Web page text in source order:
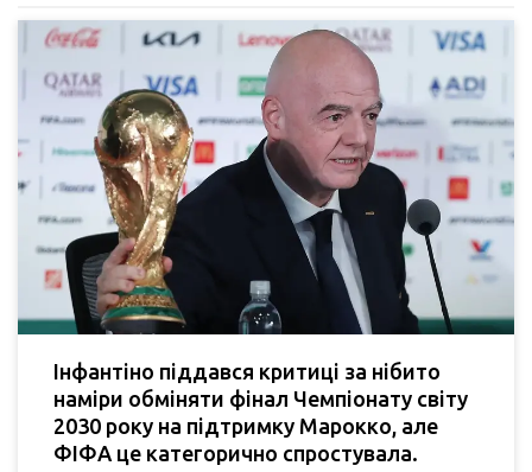
Інфантіно піддався критиці за нібито
наміри обміняти фінал Чемпіонату світу
2030 року на підтримку Марокко, але
ФІФА це категорично спростувала.